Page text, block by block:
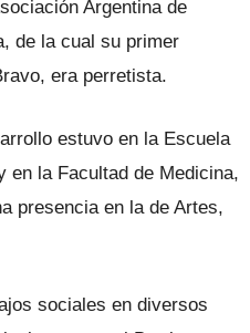
Argentina de
de la cual su primer
era perretista.
estuvo en la Escuela
en la Facultad de Medicina,
presencia en la de Artes,
sociales en diversos